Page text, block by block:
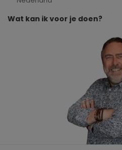
Wat kan ik voor je doen?